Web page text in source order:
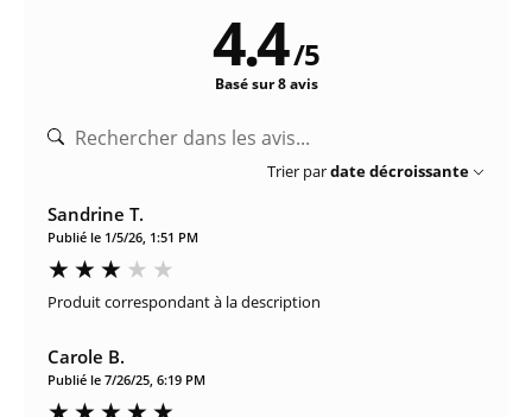
4.4/5
Basé sur 8 avis
Trier pardate décroissante
Sandrine T.
Publié le 1/5/26, 1:51 PM
Produit correspondant à la description
Carole B.
Publié le 7/26/25, 6:19 PM